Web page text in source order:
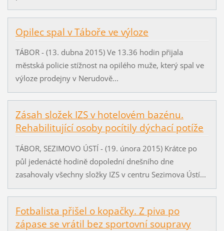
Opilec spal v Táboře ve výloze
TÁBOR - (13. dubna 2015) Ve 13.36 hodin přijala
městská policie stížnost na opilého muže, který spal ve
výloze prodejny v Nerudově...
Zásah složek IZS v hotelovém bazénu.
Rehabilitující osoby pocítily dýchací potíže
TÁBOR, SEZIMOVO ÚSTÍ - (19. února 2015) Krátce po
půl jedenácté hodině dopolední dnešního dne
zasahovaly všechny složky IZS v centru Sezimova Ústí...
Fotbalista přišel o kopačky. Z piva po
zápase se vrátil bez sportovní soupravy